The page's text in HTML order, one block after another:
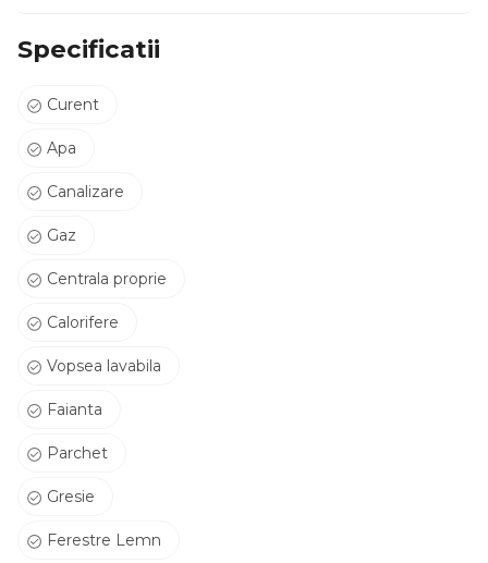
Specificatii
Curent
Apa
Canalizare
Gaz
Centrala proprie
Calorifere
Vopsea lavabila
Faianta
Parchet
Gresie
Ferestre Lemn